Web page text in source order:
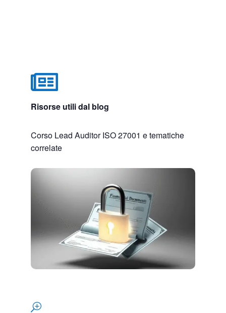

Risorse utili dal blog
Corso Lead Auditor ISO 27001 e tematiche
correlate
T